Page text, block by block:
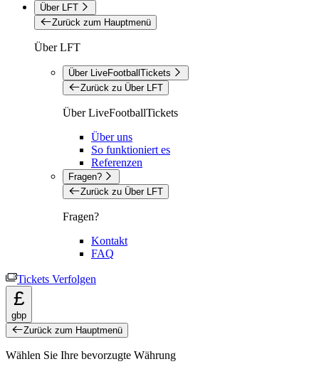
Über LFT
Zurück zum Hauptmenü
Über LFT
Über LiveFootballTickets
Zurück zu Über LFT
Über LiveFootballTickets
Über uns
So funktioniert es
Referenzen
Fragen?
Zurück zu Über LFT
Fragen?
Kontakt
FAQ
Tickets Verfolgen
£
gbp
Zurück zum Hauptmenü
Wählen Sie Ihre bevorzugte Währung